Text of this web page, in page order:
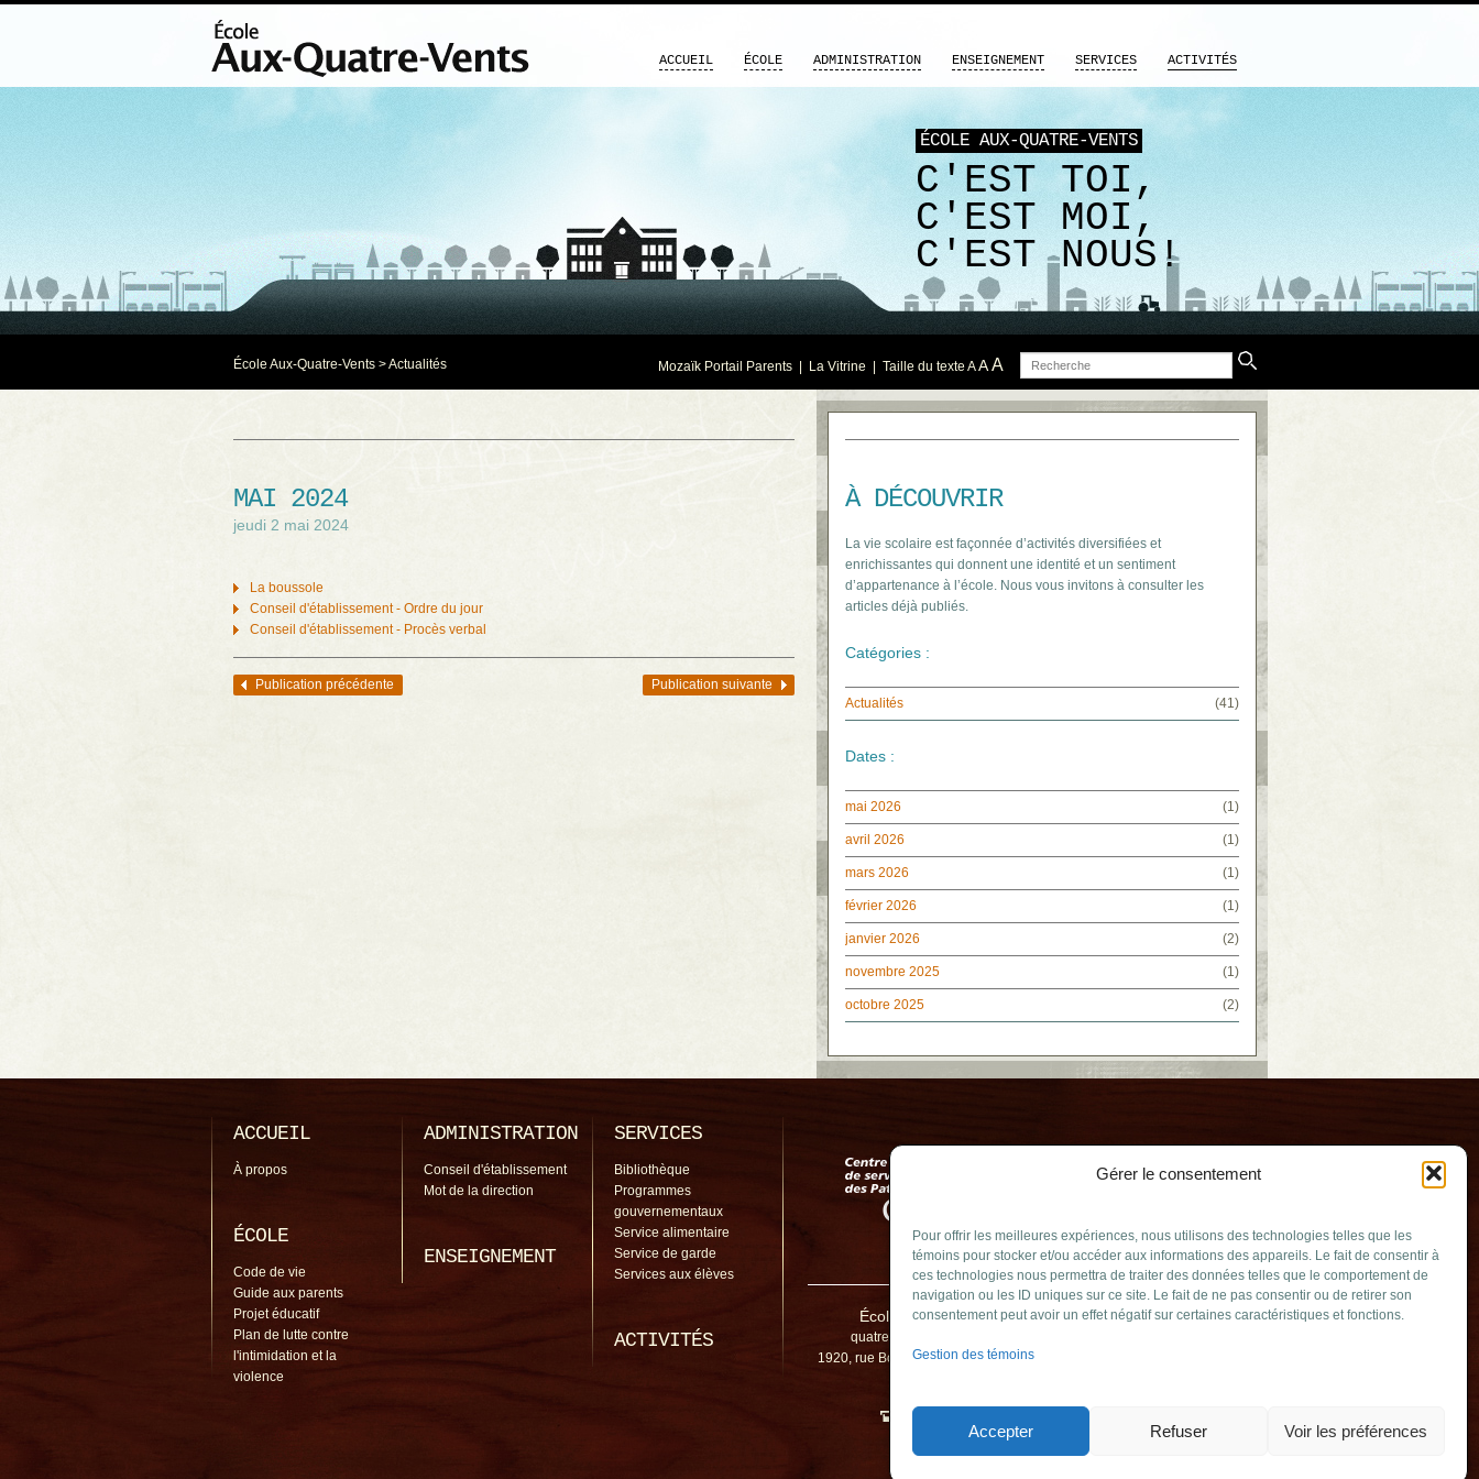
Gérer le consentement
Pour offrir les meilleures expériences, nous utilisons des technologies telles que les
témoins pour stocker et/ou accéder aux informations des appareils. Le fait de consentir à
ces technologies nous permettra de traiter des données telles que le comportement de
navigation ou les ID uniques sur ce site. Le fait de ne pas consentir ou de retirer son
consentement peut avoir un effet négatif sur certaines caractéristiques et fonctions.
Gestion des témoins
Accepter Refuser Voir les préférences
ÉCOLE AUX-QUATRE-VENTS
C'EST TOI,
C'EST MOI,
C'EST NOUS!
ACCUEIL ÉCOLE ADMINISTRATION ENSEIGNEMENT SERVICES ACTIVITÉS
École Aux-Quatre-Vents >Actualités Mozaïk Portail Parents La Vitrine | Taille du texte A AA Recherche
MAI 2024
jeudi 2 mai 2024
La boussole
Conseil d'établissement - Ordre du jour
Conseil d'établissement - Procès verbal
Navigation des articles
Publication précédente Publication suivante
À DÉCOUVRIR
La vie scolaire est façonnée d’activités diversifiées et
enrichissantes qui donnent une identité et un sentiment
d’appartenance à l’école. Nous vous invitons à consulter les
articles déjà publiés.
Catégories :
Actualités (41)
Dates :
mai 2026 (1)
avril 2026 (1)
mars 2026 (1)
février 2026 (1)
janvier 2026 (2)
novembre 2025 (1)
octobre 2025 (2)
ACCUEIL
À propos
ÉCOLE
Code de vie
Guide aux parents
Projet éducatif
Plan de lutte contre
l'intimidation et la
violence
ADMINISTRATION
Conseil d'établissement
Mot de la direction
ENSEIGNEMENT
SERVICES
Bibliothèque
Programmes
gouvernementaux
Service alimentaire
Service de garde
Services aux élèves
ACTIVITÉS
École Aux-Quatre-Vents
quatre-vents@cssp.gouv.qc.ca
1920, rue Borduas, Sainte-Julie (Québec)
450 645-2347